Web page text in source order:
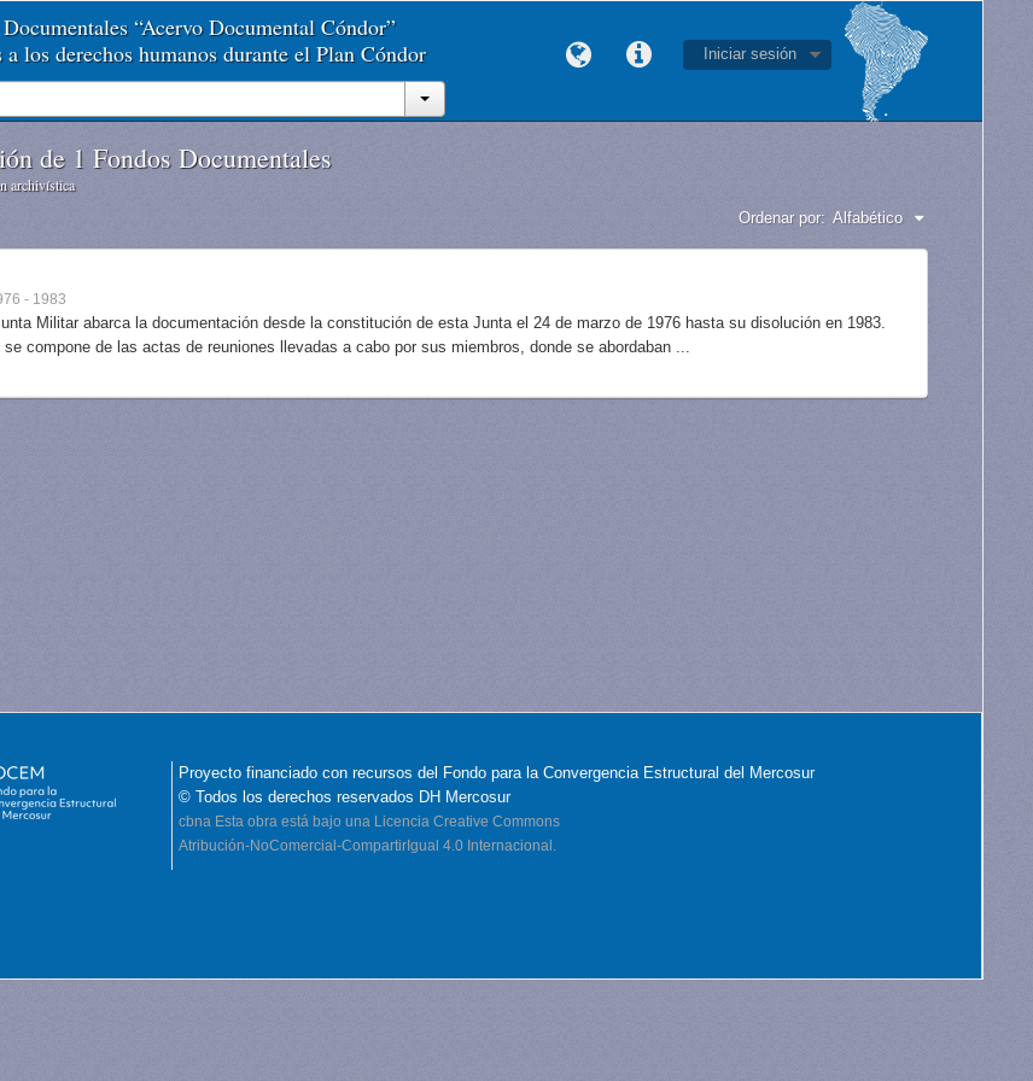
“Acervo Documental Cóndor”
los derechos humanos durante el Plan Cóndor
Iniciar sesión
de 1 Fondos Documentales
archivística
Ordenar por: Alfabético
- 1983
Militar abarca la documentación desde la constitución de esta Junta el 24 de marzo de 1976 hasta su disolución en 1983.
se compone de las actas de reuniones llevadas a cabo por sus miembros, donde se abordaban ...
Proyecto financiado con recursos del Fondo para la Convergencia Estructural del Mercosur
© Todos los derechos reservados DH Mercosur
cbna Esta obra está bajo una Licencia Creative Commons
Atribución-NoComercial-CompartirIgual 4.0 Internacional.